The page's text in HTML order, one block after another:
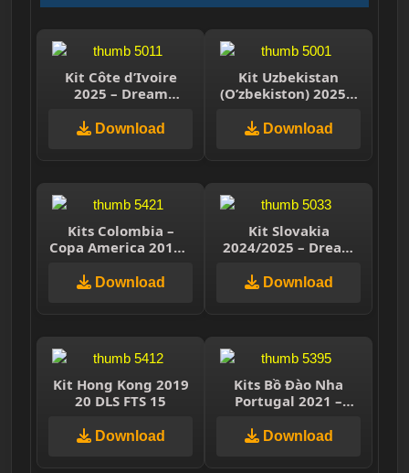
Kit Côte d’Ivoire
2025 – Dream
Download
Kit Uzbekistan
(O’zbekiston) 2025 –
2025
Download
Kits Colombia –
Copa America 2019 –
Download
Kit Slovakia
2024/2025 – Dream
Download
Kit Hong Kong 2019
20 DLS FTS 15
Download
Kits Bồ Đào Nha
Portugal 2021 –
Soccer 2021
Download